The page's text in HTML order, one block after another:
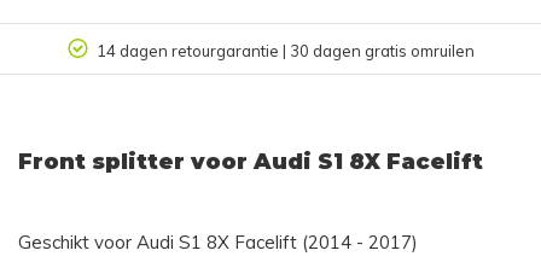
14 dagen retourgarantie | 30 dagen gratis omruilen
Front splitter voor Audi S1 8X Facelift
Geschikt voor Audi S1 8X Facelift (2014 - 2017)